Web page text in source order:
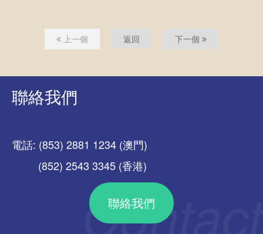
上一個 返回 下一個
聯絡我們
電話: (853) 2881 1234 (澳門)
(852) 2543 3345 (香港)
聯絡我們